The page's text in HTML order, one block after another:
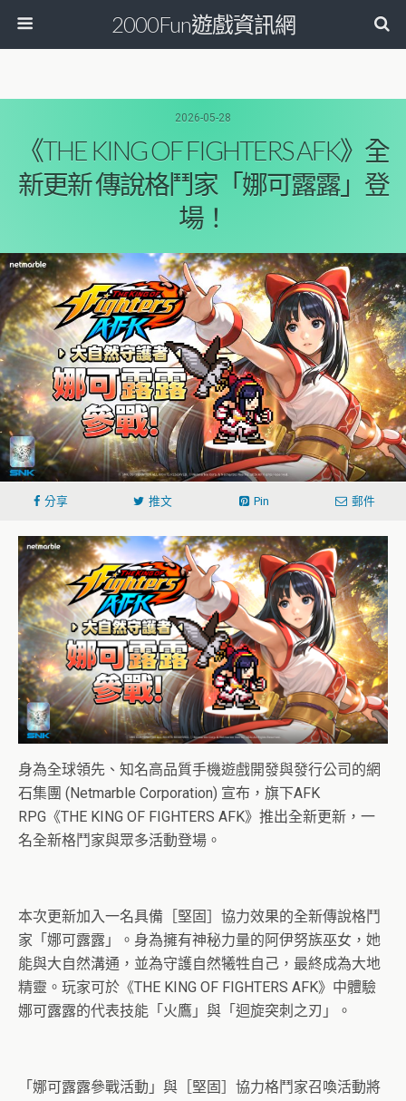
2000Fun遊戲資訊網
2026-05-28
《THE KING OF FIGHTERS AFK》全
新更新 傳說格鬥家「娜可露露」登
場！
分享 推文 Pin 郵件
身為全球領先、知名高品質手機遊戲開發與發行公司的網
石集團 (Netmarble Corporation) 宣布，旗下AFK
RPG《THE KING OF FIGHTERS AFK》推出全新更新，一
名全新格鬥家與眾多活動登場。
本次更新加入一名具備［堅固］協力效果的全新傳說格鬥
家「娜可露露」。身為擁有神秘力量的阿伊努族巫女，她
能與大自然溝通，並為守護自然犧牲自己，最終成為大地
精靈。玩家可於《THE KING OF FIGHTERS AFK》中體驗
娜可露露的代表技能「火鷹」與「迴旋突刺之刃」。
「娜可露露參戰活動」與［堅固］協力格鬥家召喚活動將